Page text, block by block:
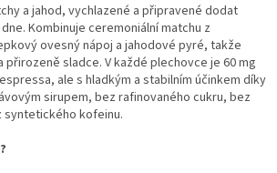
a jahod, vychlazené a připravené dodat
Kombinuje ceremoniální matchu z
ovesný nápoj a jahodové pyré, takže
přirozeně sladce. V každé plechovce je 60 mg
ale s hladkým a stabilním účinkem díky
sirupem, bez rafinovaného cukru, bez
syntetického kofeinu.